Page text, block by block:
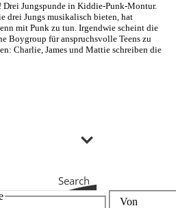
Drei Jungspunde in Kiddie-Punk-Montur.
drei Jungs musikalisch bieten, hat
mit Punk zu tun. Irgendwie scheint die
Boygroup für anspruchsvolle Teens zu
Charlie, James und Mattie schreiben die
Search
Von